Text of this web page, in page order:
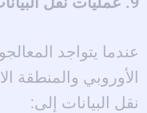
عندما يتواجد
الأوروبي والمنطقة
نقل البيانات إلى: